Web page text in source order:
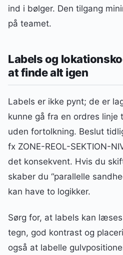
ind i bølger. Den tilgang
på teamet.
Labels og
at finde alt igen
Labels er ikke pynt; de er
kunne gå fra en ordres linje
uden fortolkning. Beslut
fx ZONE-REOL-SEKTION-
det konsekvent. Hvis du
skaber du “parallelle
kan have to logikker.
Sørg for, at labels kan
tegn, god kontrast og
også at labelle